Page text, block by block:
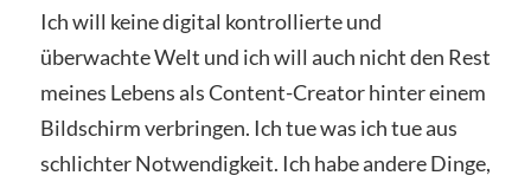
Ich will keine digital kontrollierte und
überwachte Welt und ich will auch nicht den Rest
meines Lebens als Content-Creator hinter einem
Bildschirm verbringen. Ich tue was ich tue aus
schlichter Notwendigkeit. Ich habe andere Dinge,